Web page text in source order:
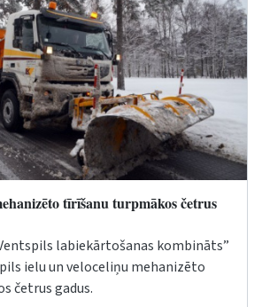
tīrīšanu turpmākos četrus
labiekārtošanas kombināts”
ielu un veloceliņu mehanizēto
četrus gadus.